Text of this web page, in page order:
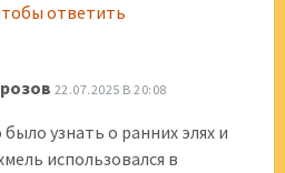
ответить
22.07.2025 В 20:08
узнать о ранних элях и
использовался в